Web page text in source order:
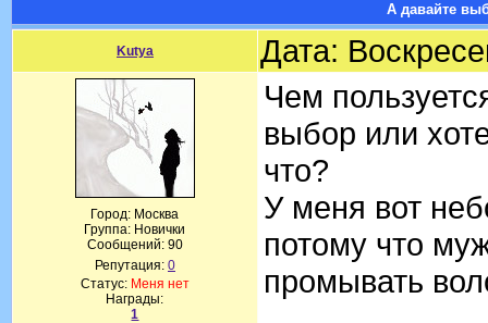
А давайте
Kutya Дата:
Город: Москва
Группа: Новички
Сообщений: 90
Репутация: 0
Статус: Меня нет
Награды:
1
Чем
выбор или
что?
У меня вот
потому что
промывать